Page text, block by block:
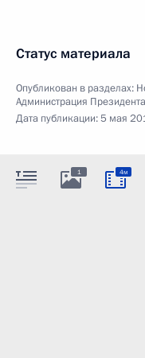
Статус материала
Опубликован в разделах:
Администрация Президента
Дата публикации:5 мая
1 4м